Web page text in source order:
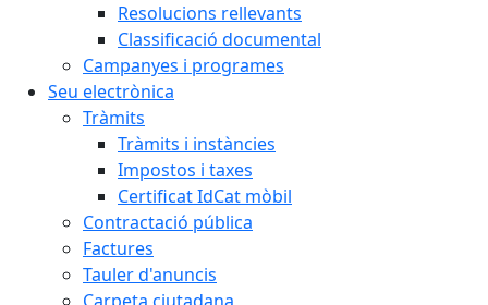
Resolucions rellevants
Classificació documental
Campanyes i programes
Seu electrònica
Tràmits
Tràmits i instàncies
Impostos i taxes
Certificat IdCat mòbil
Contractació pública
Factures
Tauler d'anuncis